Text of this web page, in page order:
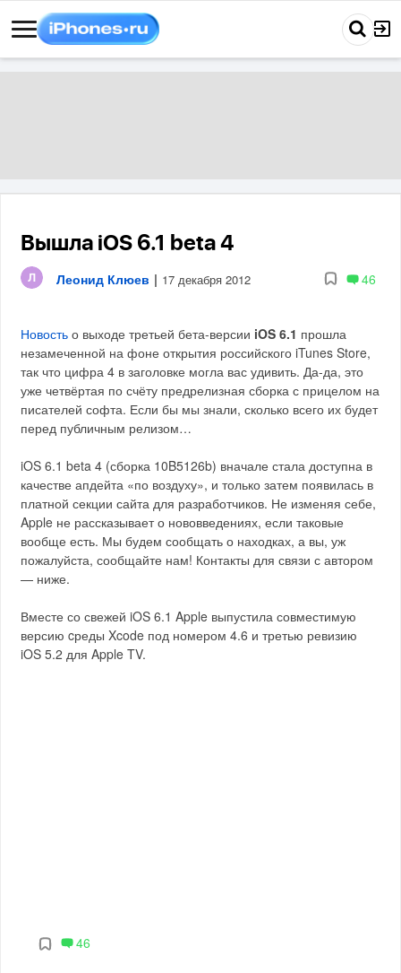
Вышла iOS 6.1 beta 4
Леонид Клюев | 17 декабря 2012 46
Новость о выходе третьей бета-версии iOS 6.1 прошла
незамеченной на фоне открытия российского iTunes Store,
так что цифра 4 в заголовке могла вас удивить. Да-да, это
уже четвёртая по счёту предрелизная сборка с прицелом на
писателей софта. Если бы мы знали, сколько всего их будет
перед публичным релизом…
iOS 6.1 beta 4 (сборка 10B5126b) вначале стала доступна в
качестве апдейта «по воздуху», и только затем появилась в
платной секции сайта для разработчиков. Не изменяя себе,
Apple не рассказывает о нововведениях, если таковые
вообще есть. Мы будем сообщать о находках, а вы, уж
пожалуйста, сообщайте нам! Контакты для связи с автором
— ниже.
Вместе со свежей iOS 6.1 Apple выпустила совместимую
версию cреды Xcode под номером 4.6 и третью ревизию
iOS 5.2 для Apple TV.
46